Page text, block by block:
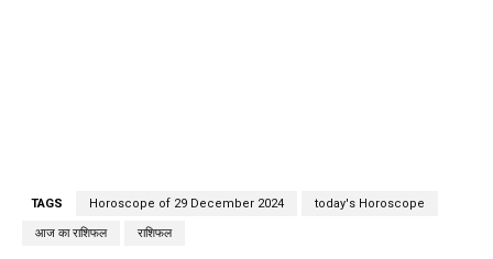
TAGS Horoscope of 29 December 2024 today's Horoscope
आज का राशिफल राशिफल